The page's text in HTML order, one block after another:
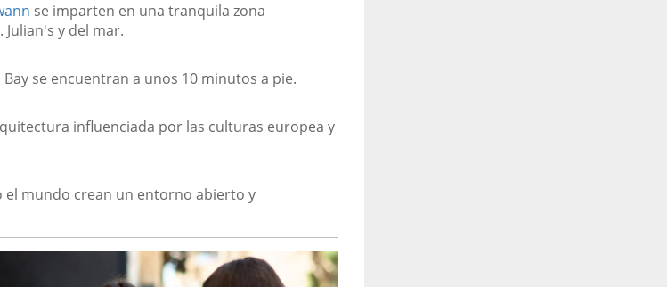
se imparten en una tranquila zona
Julian's y del mar.
Bay se encuentran a unos 10 minutos a pie.
influenciada por las culturas europea y
mundo crean un entorno abierto y